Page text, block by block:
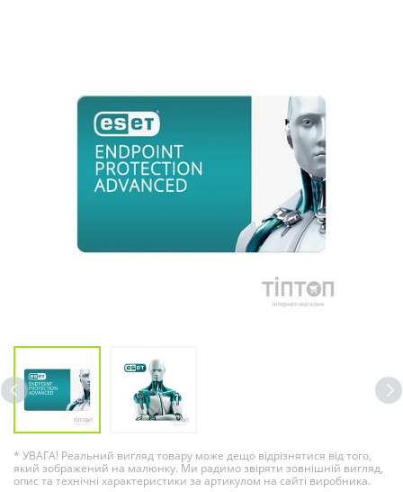
* УВАГА! Реальний вигляд товару може дещо відрізнятися від того,
який зображений на малюнку. Ми радимо звіряти зовнішній вигляд,
опис та технічні характеристики за артикулом на сайті виробника.